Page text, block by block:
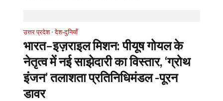
उत्तर प्रदेश • देश-दुनियाँ
भारत–इज़राइल मिशन: पीयूष गोयल के
नेतृत्व में नई साझेदारी का विस्तार, ‘ग्रोथ
इंजन’ तलाशता प्रतिनिधिमंडल -पूरन
डावर